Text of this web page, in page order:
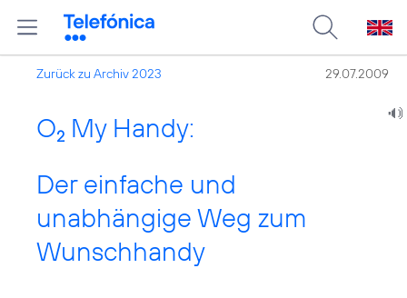
Zurück zu Archiv 2023 29.07.2009
O2 My Handy:
Der einfache und
unabhängige Weg zum
Wunschhandy